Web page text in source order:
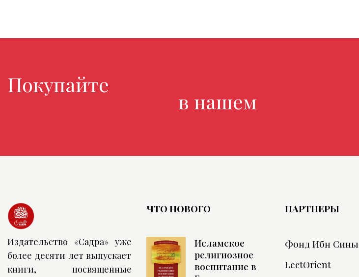
Покупайте любим
в нашем маг
Издательство «Садра» уже
более десяти лет выпускает
книги, посвященные
ЧТО НОВОГО
Исламское
религиозное
воспитание в
ПАРТНЕРЫ
Фонд Ибн Сины
LectOrient